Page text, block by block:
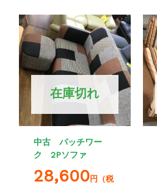
在庫切れ
中古 パッチワー
ク 2Pソファ
28,600円（税